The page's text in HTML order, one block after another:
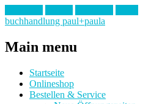
buchhandlung paul+paula
Main menu
Skip
content
Startseite
Onlineshop
Bestellen & Service